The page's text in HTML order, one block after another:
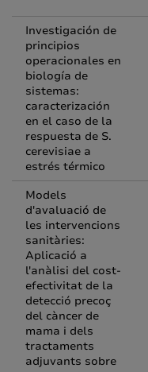
Investigación de
principios
operacionales en
biología de
sistemas:
caracterización
en el caso de la
respuesta de S.
cerevisiae a
estrés térmico
Models
d'avaluació de
les intervencions
sanitàries:
Aplicació a
l'anàlisi del cost-
efectivitat de la
detecció precoç
del càncer de
mama i dels
tractaments
adjuvants sobre